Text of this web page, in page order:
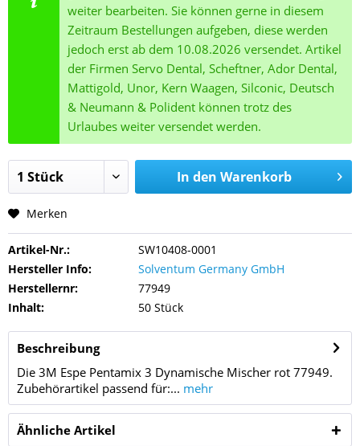
weiter bearbeiten. Sie können gerne in diesem
Zeitraum Bestellungen aufgeben, diese werden
jedoch erst ab dem 10.08.2026 versendet. Artikel
der Firmen Servo Dental, Scheftner, Ador Dental,
Mattigold, Unor, Kern Waagen, Silconic, Deutsch
& Neumann & Polident können trotz des
Urlaubes weiter versendet werden.
In den Warenkorb
Merken
Artikel-Nr.:
SW10408-0001
Hersteller Info:
Solventum Germany GmbH
Herstellernr:
77949
Inhalt:
50 Stück
Beschreibung
Die 3M Espe Pentamix 3 Dynamische Mischer rot 77949.
Zubehörartikel passend für:... mehr
Ähnliche Artikel